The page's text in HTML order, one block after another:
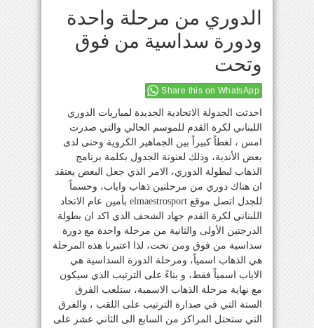
الدوري من مرحلة واحدة
ودورة سداسية من فوق
وتحت
Share this on WhatsApp
احدثت الجدولة الاتحادية الجديدة لمباريات الدوري
اللبناني لكرة القدم للموسم الحالي والتي صدرت
امس ، لغطاً كبيراً بين الجماهير الكروية وحتى لدى
بعض الأندية، وذلك لعنونة الجدول بكلمة برنامج
الذهاب لبطولة الدوري، الامر الذي جعل البعض يعتقد
ان هناك دوري من مرحلتين ذهاب واياب، وحسماً
للجدل اتصل موقع elmaestrosport بأمين عام الاتحاد
اللبناني لكرة القدم جهاد الشحف الذي اكد ان بطولة
الدرجتين الأولى والثانية من مرحلة واحدة مع دورة
سداسية من فوق ومن تحت، لذا اعتبرنا هذه المرحلة
هي الذهاب اسمياً، ومرحلة الدورة السداسية هي
الاياب اسمياً فقط، و بناءً على الترتيب الذي سيكون
مع نهاية مرحلة الذهاب الاسمية، ستلعب الفرق
الستة التي في صدارة الترتيب على اللقب ، والفرق
التي ستحتل المراكز من السابع الى الثاني عشر على